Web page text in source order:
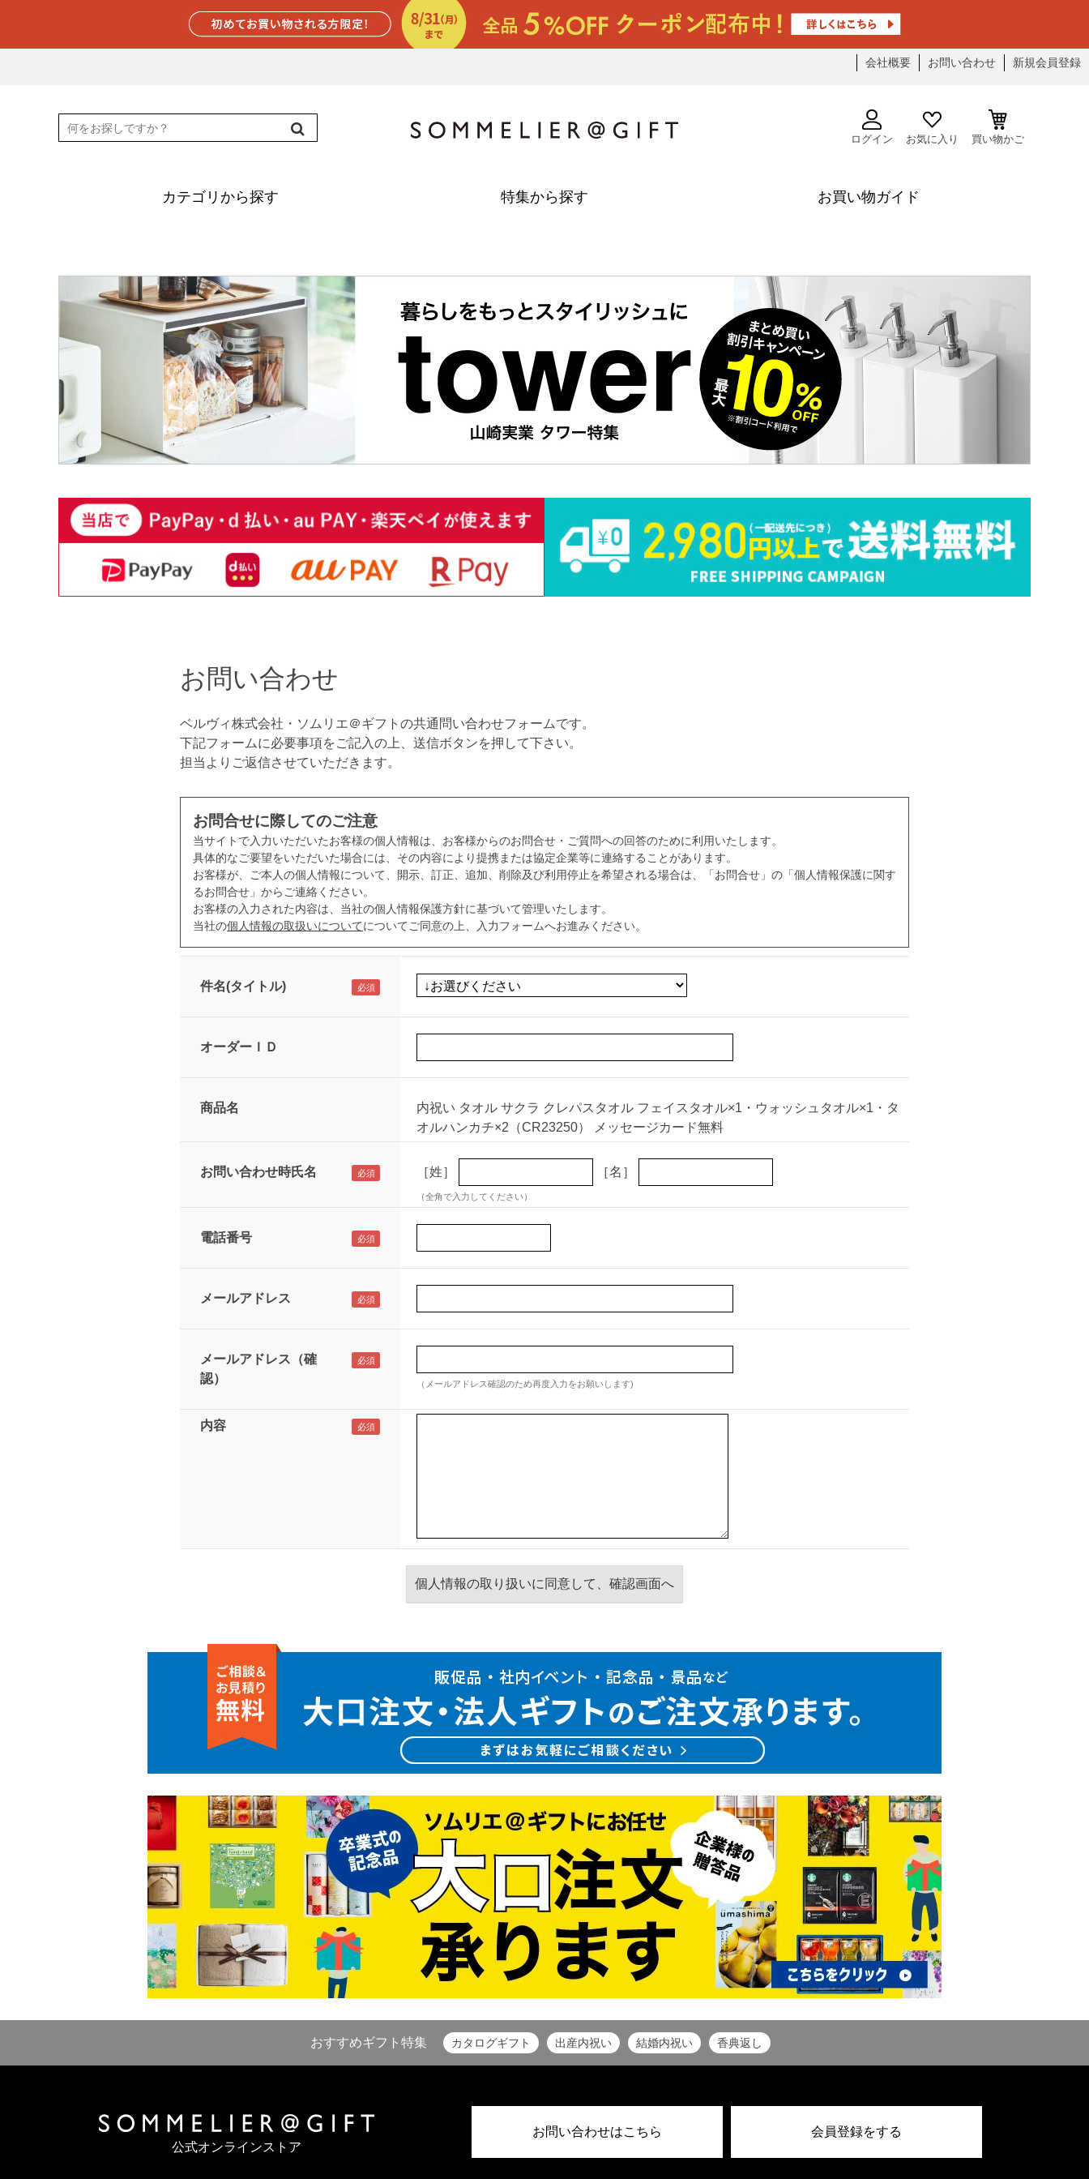
会社概要 お問い合わせ 新規会員登録
ログイン お気に入り 買い物かご
カテゴリから探す 特集から探す お買い物ガイド
お問い合わせ
ベルヴィ株式会社・ソムリエ＠ギフトの共通問い合わせフォームです。
下記フォームに必要事項をご記入の上、送信ボタンを押して下さい。
担当よりご返信させていただきます。
お問合せに際してのご注意
当サイトで入力いただいたお客様の個人情報は、お客様からのお問合せ・ご質問への回答のために利用いたします。
具体的なご要望をいただいた場合には、その内容により提携または協定企業等に連絡することがあります。
お客様が、ご本人の個人情報について、開示、訂正、追加、削除及び利用停止を希望される場合は、「お問合せ」の「個人情報保護に関す
るお問合せ」からご連絡ください。
お客様の入力された内容は、当社の個人情報保護方針に基づいて管理いたします。
当社の個人情報の取扱いについてについてご同意の上、入力フォームへお進みください。
件名(タイトル)
オーダーＩＤ
商品名
内祝い タオル サクラ クレパスタオル フェイスタオル×1・ウォッシュタオル×1・タ
オルハンカチ×2（CR23250） メッセージカード無料
お問い合わせ時氏名 ［姓］ ［名］
（全角で入力してください）
電話番号
メールアドレス
メールアドレス（確
認）
（メールアドレス確認のため再度入力をお願いします)
内容
おすすめギフト特集 カタログギフト 出産内祝い 結婚内祝い 香典返し
公式オンラインストア
お問い合わせはこちら 会員登録をする